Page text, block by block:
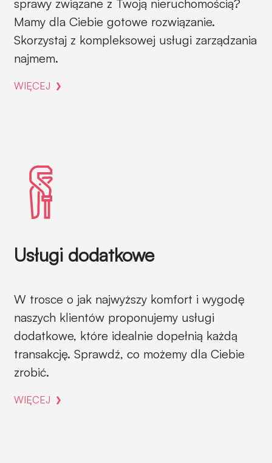
sprawy związane z Twoją nieruchomością?
Mamy dla Ciebie gotowe rozwiązanie.
Skorzystaj z kompleksowej usługi zarządzania
najmem.
WIĘCEJ
Usługi dodatkowe
W trosce o jak najwyższy komfort i wygodę
naszych klientów proponujemy usługi
dodatkowe, które idealnie dopełnią każdą
transakcję. Sprawdź, co możemy dla Ciebie
zrobić.
WIĘCEJ